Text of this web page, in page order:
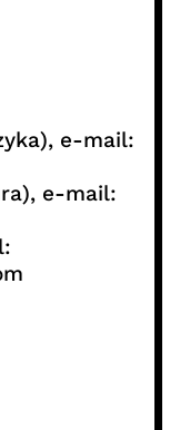
e-mail:
e-mail: